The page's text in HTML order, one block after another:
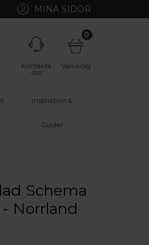
MINA SIDOR
Kontakta
oss
0
Varukorg
Inspiration &
Guider
Schema
Norrland